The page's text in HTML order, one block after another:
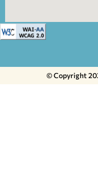
© Copyright